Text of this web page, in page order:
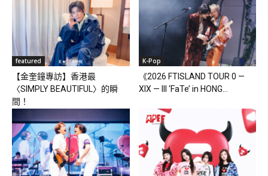
featured
【金奎鐘專訪】香港最
〈SIMPLY BEAUTIFUL〉的瞬
間！
K-Pop
《2026 FTISLAND TOUR 0 —
XIX — III ‘FaTe’ in HONG...